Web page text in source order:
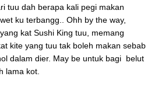
tuu dah berapa kali pegi makan
ku terbangg.. Ohh by the way,
kat Sushi King tuu, memang
kite yang tuu tak boleh makan sebab
dalam dier. May be untuk bagi belut
lama kot.